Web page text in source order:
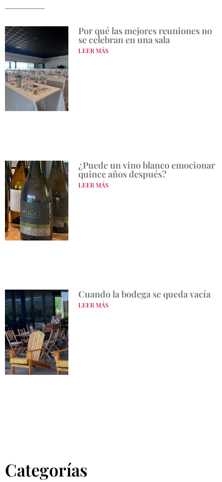
Por qué las mejores reuniones no
se celebran en una sala
LEER MÁS
¿Puede un vino blanco emocionar
quince años después?
LEER MÁS
Cuando la bodega se queda vacía
LEER MÁS
Categorías